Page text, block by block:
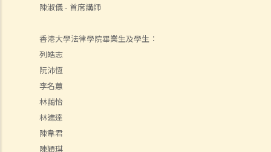
陳淑儀 - 首席講師
香港大學法律學院畢業生及學生：
列皓志
阮沛恆
李名蕙
林藹怡
林進達
陳韋君
陳穎琪